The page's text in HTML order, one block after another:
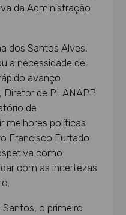
da Administração
dos Santos Alves,
a necessidade de
avanço
Diretor de PLANAPP
de
melhores políticas
Francisco Furtado
como
com as incertezas
o primeiro